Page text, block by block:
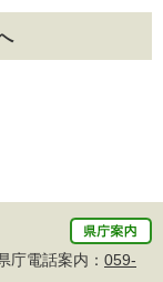
電話案内： 059-